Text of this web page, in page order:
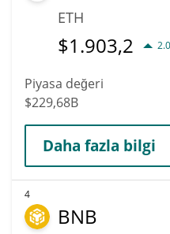
ETH
$1.903,2
Piyasa değeri
$229,68B
Daha fazla bilgi
4
BNB